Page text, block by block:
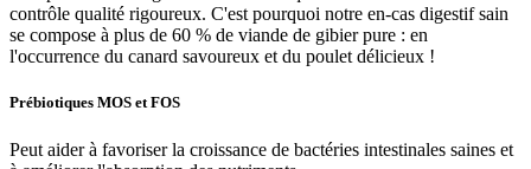
contrôle qualité rigoureux. C'est pourquoi notre en-cas digestif sain
se compose à plus de 60 % de viande de gibier pure : en
l'occurrence du canard savoureux et du poulet délicieux !
Prébiotiques MOS et FOS
Peut aider à favoriser la croissance de bactéries intestinales saines et